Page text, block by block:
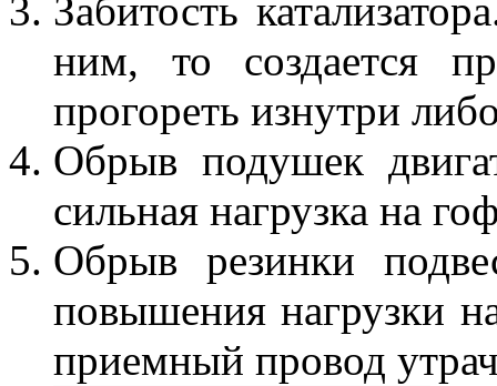
Забитость
ним, то создается
прогореть изнутри
Обрыв подушек
сильная нагрузка на
Обрыв резинки
повышения нагрузки
приемный провод